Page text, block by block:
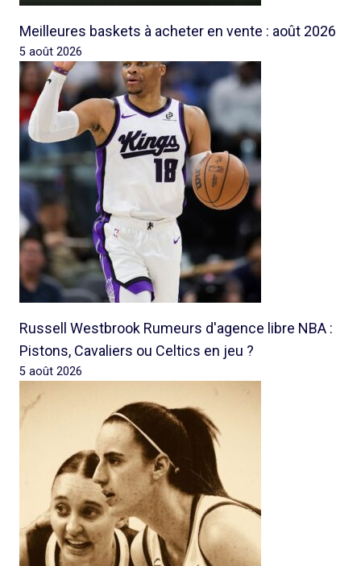
Meilleures baskets à acheter en vente : août 2026
5 août 2026
Russell Westbrook Rumeurs d'agence libre NBA :
Pistons, Cavaliers ou Celtics en jeu ?
5 août 2026